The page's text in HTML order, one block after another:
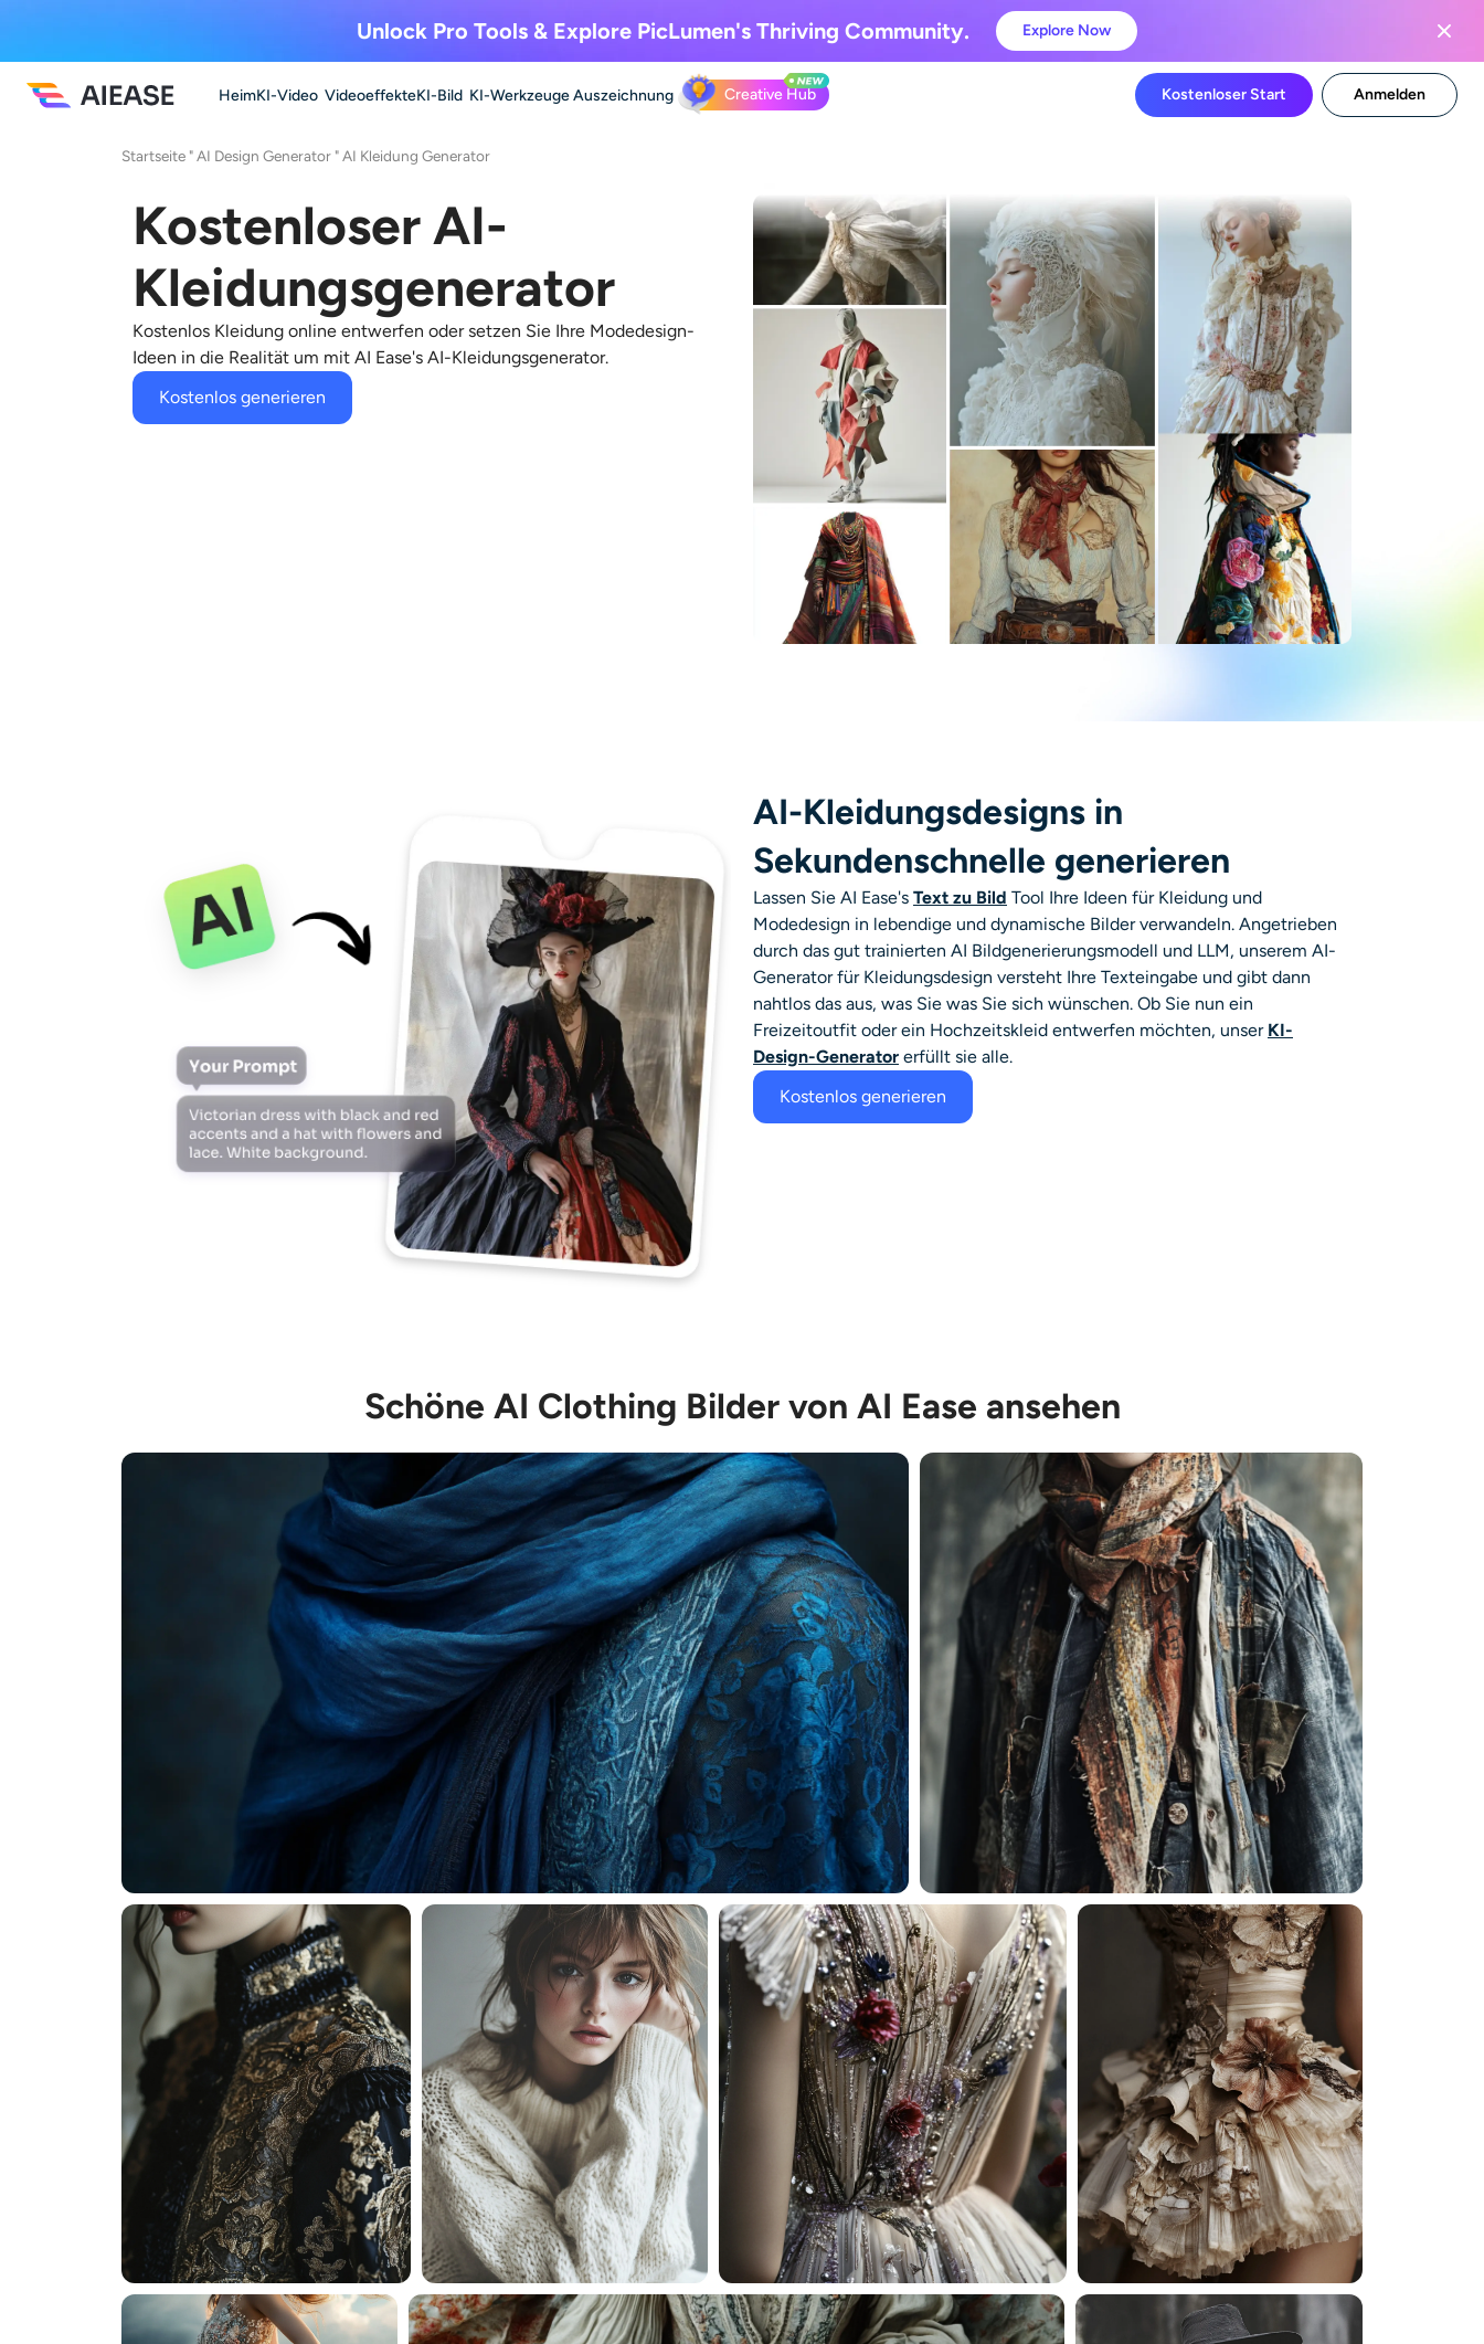
Unlock Pro Tools & ExplorePicLumen's Thriving Community. Explore Now
HeimKI-Video VideoeffekteKI-Bild KI-WerkzeugeAuszeichnung Creative Hub Kostenloser Start Anmelden
Startseite "AI Design Generator "AI Kleidung Generator
Kostenloser AI-
Kleidungsgenerator
Kostenlos Kleidung online entwerfen oder setzen Sie Ihre Modedesign-
Ideen in die Realität um mit AI Ease's AI-Kleidungsgenerator.
Kostenlos generieren
AI-Kleidungsdesigns in
Sekundenschnelle generieren
Lassen Sie AI Ease's Text zu Bild Tool Ihre Ideen für Kleidung und
Modedesign in lebendige und dynamische Bilder verwandeln. Angetrieben
durch das gut trainierten AI Bildgenerierungsmodell und LLM, unserem AI-
Generator für Kleidungsdesign versteht Ihre Texteingabe und gibt dann
nahtlos das aus, was Sie was Sie sich wünschen. Ob Sie nun ein
Freizeitoutfit oder ein Hochzeitskleid entwerfen möchten, unser KI-
Design-Generator erfüllt sie alle.
Kostenlos generieren
Schöne AI Clothing Bilder von AI Ease ansehen